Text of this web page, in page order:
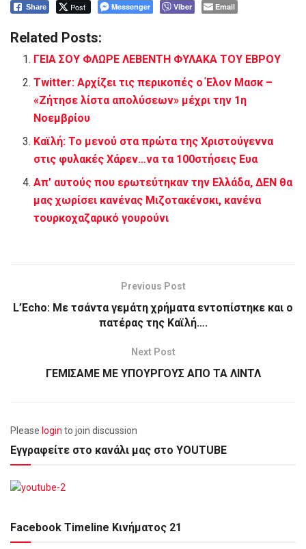
Share Post Messenger Viber Email
Related Posts:
ΓΕΙΑ ΣΟΥ ΦΛΩΡΕ ΛΕΒΕΝΤΗ ΦΥΛΑΚΑ ΤΟΥ ΕΒΡΟΥ
Twitter: Αρχίζει τις περικοπές ο Έλον Μασκ –
«Ζήτησε λίστα απολύσεων» μέχρι την 1η
Νοεμβρίου
Καϊλή: Το μενού στα πρώτα της Χριστούγεννα
στις φυλακές Χάρεν…να τα 100στήσεις Ευα
Απ’ αυτούς που ερωτεύτηκαν την Ελλάδα, ΔΕΝ θα
μας χωρίσει κανένας Μιζοτακένσκι, κανένα
τουρκοχαζαρικό γουρούνι
Previous Post
L’Echo: Με τσάντα γεμάτη χρήματα εντοπίστηκε και ο
πατέρας της Καϊλή….
Next Post
ΓΕΜΙΣΑΜΕ ΜΕ ΥΠΟΥΡΓΟΥΣ ΑΠΟ ΤΑ ΛΙΝΤΛ
Please login to join discussion
Εγγραφείτε στο κανάλι μας στο YOUTUBE
Facebook Timeline Κινήματος 21